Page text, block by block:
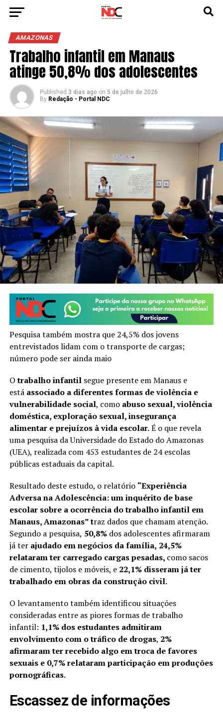
AMAZONAS
Trabalho infantil em Manaus
atinge 50,8% dos adolescentes
Published 3 dias ago on 5 de julho de 2026
By Redação - Portal NDC
Pesquisa também mostra que 24,5% dos jovens
entrevistados lidam com o transporte de cargas;
número pode ser ainda maio
Otrabalho infantil segue presente em Manaus e
está associado a diferentes formas de violência e
vulnerabilidade social, como abuso sexual, violência
doméstica, exploração sexual, insegurança
alimentar e prejuízos à vida escolar.É o que revela
uma pesquisa da Universidade do Estado do Amazonas
(UEA), realizada com 453 estudantes de 24 escolas
públicas estaduais da capital.
Resultado deste estudo, o relatório “Experiência
Adversa na Adolescência: um inquérito de base
escolar sobre a ocorrência do trabalho infantil em
Manaus, Amazonas” traz dados que chamam atenção.
Segundo a pesquisa, 50,8% dos adolescentes afirmaram
já ter ajudado em negócios da família, 24,5%
relataram ter carregado cargas pesadas, como sacos
de cimento, tijolos e móveis, e 22,1% disseram já ter
trabalhado em obras da construção civil.
O levantamento também identificou situações
consideradas entre as piores formas de trabalho
infantil: 1,1% dos estudantes admitiram
envolvimento com o tráfico de drogas, 2%
afirmaram ter recebido algo em troca de favores
sexuais e 0,7% relataram participação em produções
pornográficas.
Escassez de informações